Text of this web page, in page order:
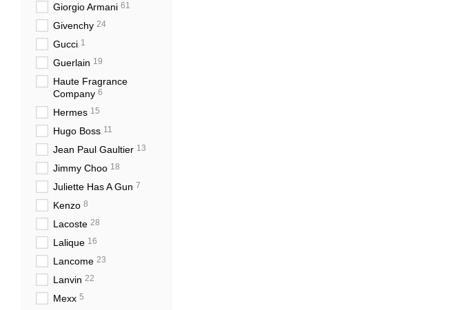
Giorgio Armani 61
Givenchy 24
Gucci 1
Guerlain 19
Haute Fragrance
Company 6
Hermes 15
Hugo Boss 11
Jean Paul Gaultier 13
Jimmy Choo 18
Juliette Has A Gun 7
Kenzo 8
Lacoste 28
Lalique 16
Lancome 23
Lanvin 22
Mexx 5